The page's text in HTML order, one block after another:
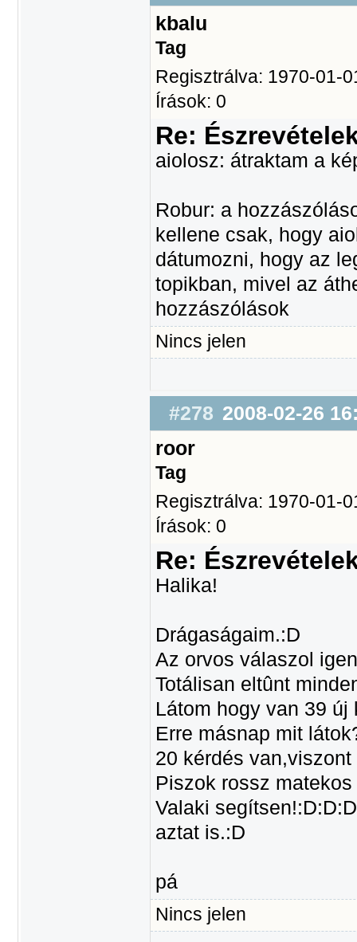
kbalu
Tag
Regisztrálva: 1970-01-
Írások: 0
Re:
aiolosz: átraktam a
Robur: a
kellene csak, hogy
dátumozni, hogy az
topikban, mivel az
hozzászólások
Nincs jelen
#278 2008-02-26
roor
Tag
Regisztrálva: 1970-01-
Írások: 0
Re:
Halika!
Drágaságaim.:D
Az orvos válaszol
Totálisan eltûnt
Látom hogy van 39
Erre másnap mit
20 kérdés
Piszok rossz
Valaki
aztat is.:D
pá
Nincs jelen